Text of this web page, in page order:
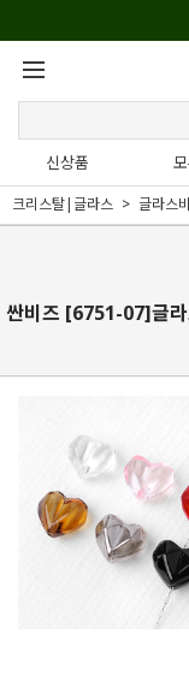
신상품
크리스탈|글라스 글라스
싼비즈 [6751-07]글